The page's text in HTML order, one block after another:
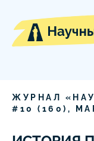
ЖУРНАЛ
# 10 ( 160 ),